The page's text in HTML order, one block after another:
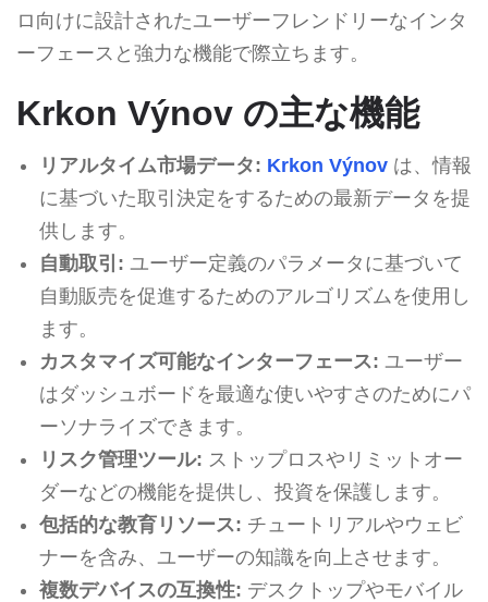
ロ向けに設計されたユーザーフレンドリーなインタ
ーフェースと強力な機能で際立ちます。
Krkon Výnov の主な機能
リアルタイム市場データ: Krkon Výnovは、情報
に基づいた取引決定をするための最新データを提
供します。
自動取引: ユーザー定義のパラメータに基づいて
自動販売を促進するためのアルゴリズムを使用し
ます。
カスタマイズ可能なインターフェース: ユーザー
はダッシュボードを最適な使いやすさのためにパ
ーソナライズできます。
リスク管理ツール: ストップロスやリミットオー
ダーなどの機能を提供し、投資を保護します。
包括的な教育リソース: チュートリアルやウェビ
ナーを含み、ユーザーの知識を向上させます。
複数デバイスの互換性: デスクトップやモバイル